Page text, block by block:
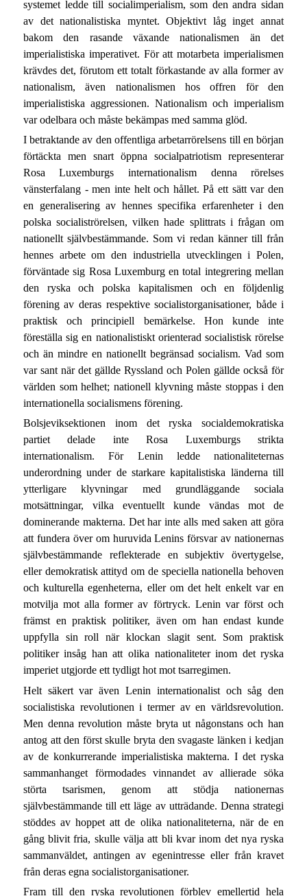
systemet ledde till socialimperialism, som den andra sidan
av det nationalistiska myntet. Objektivt låg inget annat
bakom den rasande växande nationalismen än det
imperialistiska imperativet. För att motarbeta imperialismen
krävdes det, förutom ett totalt förkastande av alla former av
nationalism, även nationalismen hos offren för den
imperialistiska aggressionen. Nationalism och imperialism
var odelbara och måste bekämpas med samma glöd.
I betraktande av den offentliga arbetarrörelsens till en början
förtäckta men snart öppna socialpatriotism representerar
Rosa Luxemburgs internationalism denna rörelses
vänsterfalang - men inte helt och hållet. På ett sätt var den
en generalisering av hennes specifika erfarenheter i den
polska socialiströrelsen, vilken hade splittrats i frågan om
nationellt självbestämmande. Som vi redan känner till från
hennes arbete om den industriella utvecklingen i Polen,
förväntade sig Rosa Luxemburg en total integrering mellan
den ryska och polska kapitalismen och en följdenlig
förening av deras respektive socialistorganisationer, både i
praktisk och principiell bemärkelse. Hon kunde inte
föreställa sig en nationalistiskt orienterad socialistisk rörelse
och än mindre en nationellt begränsad socialism. Vad som
var sant när det gällde Ryssland och Polen gällde också för
världen som helhet; nationell klyvning måste stoppas i den
internationella socialismens förening.
Bolsjeviksektionen inom det ryska socialdemokratiska
partiet delade inte Rosa Luxemburgs strikta
internationalism. För Lenin ledde nationaliteternas
underordning under de starkare kapitalistiska länderna till
ytterligare klyvningar med grundläggande sociala
motsättningar, vilka eventuellt kunde vändas mot de
dominerande makterna. Det har inte alls med saken att göra
att fundera över om huruvida Lenins försvar av nationernas
självbestämmande reflekterade en subjektiv övertygelse,
eller demokratisk attityd om de speciella nationella behoven
och kulturella egenheterna, eller om det helt enkelt var en
motvilja mot alla former av förtryck. Lenin var först och
främst en praktisk politiker, även om han endast kunde
uppfylla sin roll när klockan slagit sent. Som praktisk
politiker insåg han att olika nationaliteter inom det ryska
imperiet utgjorde ett tydligt hot mot tsarregimen.
Helt säkert var även Lenin internationalist och såg den
socialistiska revolutionen i termer av en världsrevolution.
Men denna revolution måste bryta ut någonstans och han
antog att den först skulle bryta den svagaste länken i kedjan
av de konkurrerande imperialistiska makterna. I det ryska
sammanhanget förmodades vinnandet av allierade söka
störta tsarismen, genom att stödja nationernas
självbestämmande till ett läge av utträdande. Denna strategi
stöddes av hoppet att de olika nationaliteterna, när de en
gång blivit fria, skulle välja att bli kvar inom det nya ryska
sammanväldet, antingen av egenintresse eller från kravet
från deras egna socialistorganisationer.
Fram till den ryska revolutionen förblev emellertid hela